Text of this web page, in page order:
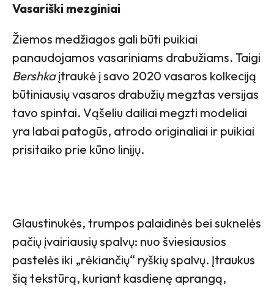
Vasariški mezginiai
Žiemos medžiagos gali būti puikiai
panaudojamos vasariniams drabužiams. Taigi
Bershkaįtraukė į savo 2020 vasaros kolkeciją
būtiniausių vasaros drabužių megztas versijas
tavo spintai. Vąšeliu dailiai megzti modeliai
yra labai patogūs, atrodo originaliai ir puikiai
prisitaiko prie kūno linijų.
Glaustinukės, trumpos palaidinės bei suknelės
pačių įvairiausių spalvų: nuo šviesiausios
pastelės iki „rėkiančių“ ryškių spalvų. Įtraukus
šią tekstūrą, kuriant kasdienę aprangą,